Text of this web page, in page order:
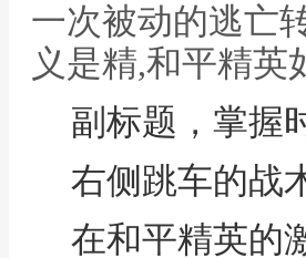
一次被动的逃亡
义是精,和平精
副标题，掌握
右侧跳车的战
在和平精英的